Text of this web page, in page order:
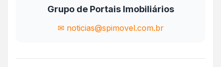
Grupo de Portais Imobiliários
✉ noticias@spimovel.com.br